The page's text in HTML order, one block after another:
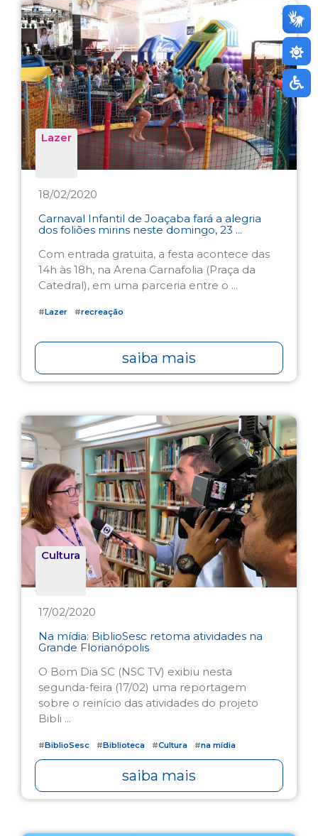
Lazer
18/02/2020
Carnaval Infantil de Joaçaba fará a alegria
dos foliões mirins neste domingo, 23 ...
Com entrada gratuita, a festa acontece das
14h às 18h, na Arena Carnafolia (Praça da
Catedral), em uma parceria entre o ...
#Lazer #recreação
saiba mais
Cultura
17/02/2020
Na mídia: BiblioSesc retoma atividades na
Grande Florianópolis
O Bom Dia SC (NSC TV) exibiu nesta
segunda-feira (17/02) uma reportagem
sobre o reinício das atividades do projeto
Bibli ...
#BiblioSesc #Biblioteca #Cultura #na mídia
saiba mais